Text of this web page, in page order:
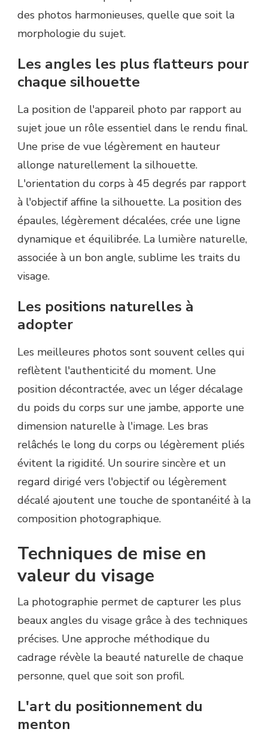
des photos harmonieuses, quelle que soit la
morphologie du sujet.
Les angles les plus flatteurs pour
chaque silhouette
La position de l'appareil photo par rapport au
sujet joue un rôle essentiel dans le rendu final.
Une prise de vue légèrement en hauteur
allonge naturellement la silhouette.
L'orientation du corps à 45 degrés par rapport
à l'objectif affine la silhouette. La position des
épaules, légèrement décalées, crée une ligne
dynamique et équilibrée. La lumière naturelle,
associée à un bon angle, sublime les traits du
visage.
Les positions naturelles à
adopter
Les meilleures photos sont souvent celles qui
reflètent l'authenticité du moment. Une
position décontractée, avec un léger décalage
du poids du corps sur une jambe, apporte une
dimension naturelle à l'image. Les bras
relâchés le long du corps ou légèrement pliés
évitent la rigidité. Un sourire sincère et un
regard dirigé vers l'objectif ou légèrement
décalé ajoutent une touche de spontanéité à la
composition photographique.
Techniques de mise en
valeur du visage
La photographie permet de capturer les plus
beaux angles du visage grâce à des techniques
précises. Une approche méthodique du
cadrage révèle la beauté naturelle de chaque
personne, quel que soit son profil.
L'art du positionnement du
menton